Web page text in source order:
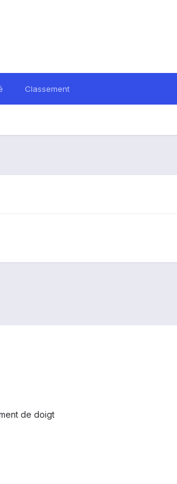
Classement
de doigt